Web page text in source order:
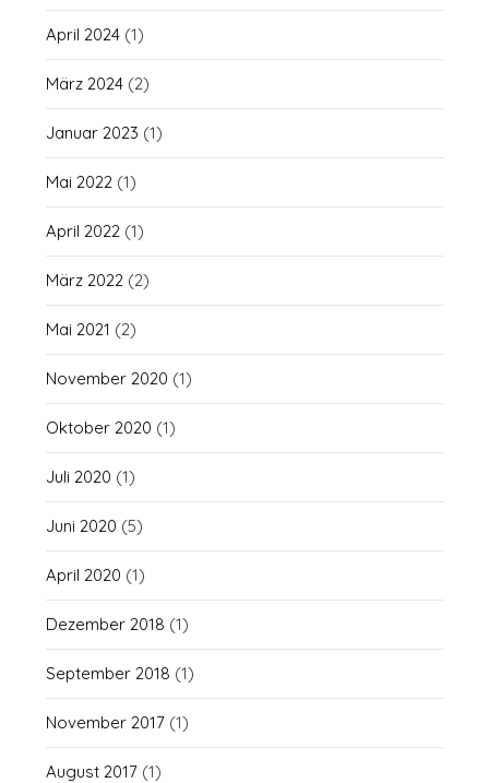
April 2024 (1)
März 2024 (2)
Januar 2023 (1)
Mai 2022 (1)
April 2022 (1)
März 2022 (2)
Mai 2021 (2)
November 2020 (1)
Oktober 2020 (1)
Juli 2020 (1)
Juni 2020 (5)
April 2020 (1)
Dezember 2018 (1)
September 2018 (1)
November 2017 (1)
August 2017 (1)